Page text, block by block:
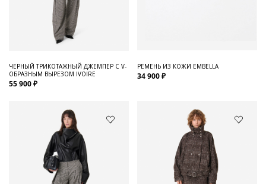
ЧЕРНЫЙ ТРИКОТАЖНЫЙ ДЖЕМПЕР С V-
ОБРАЗНЫМ ВЫРЕЗОМ IVOIRE
55 900 ₽
РЕМЕНЬ ИЗ КОЖИ EMBELLA
34 900 ₽